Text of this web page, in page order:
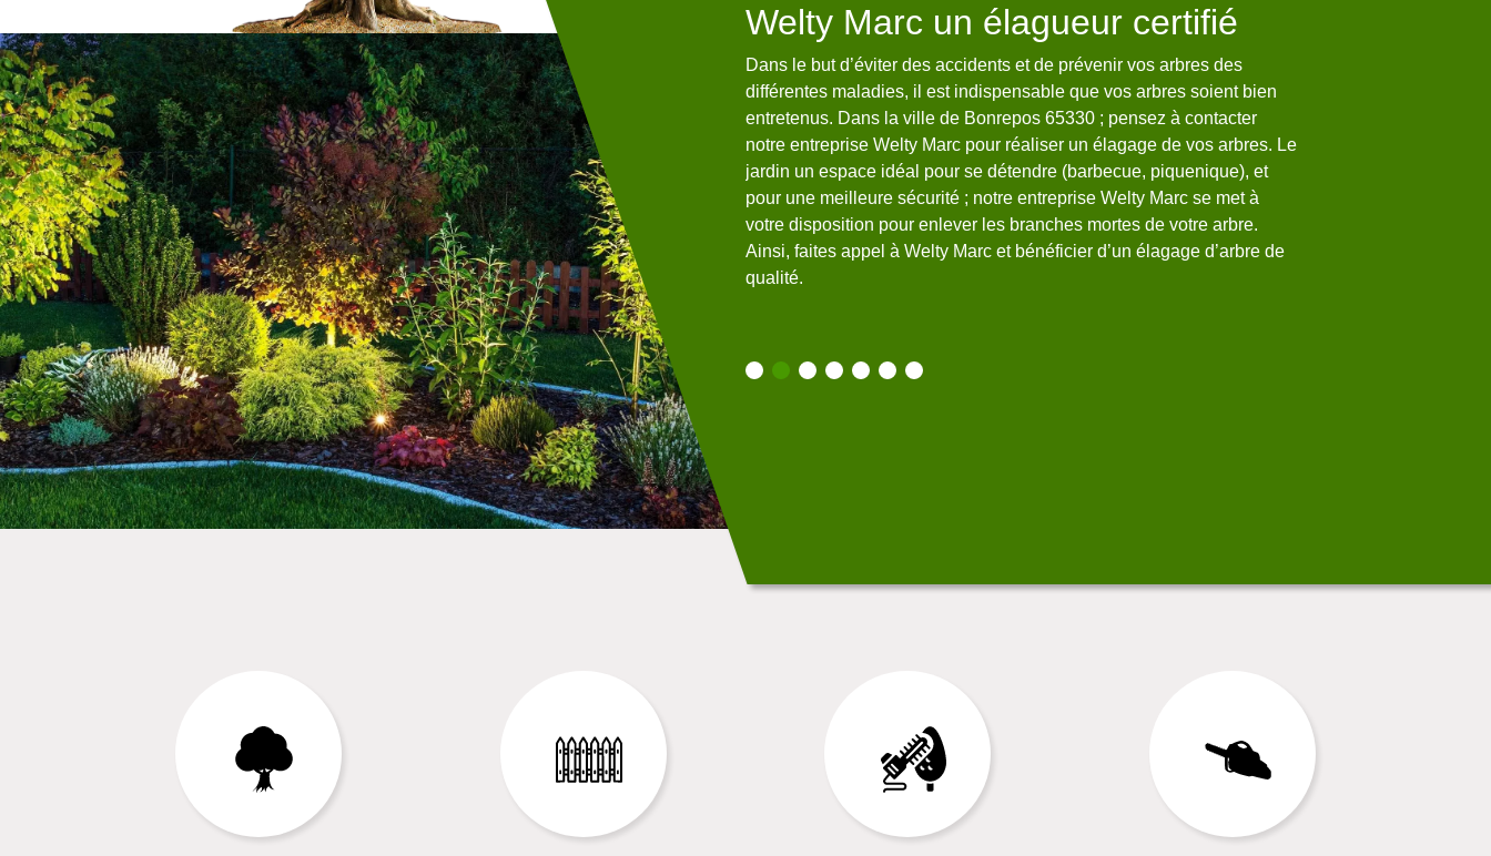
65330, vous
Nous disposons des
vos arbres ; en tant
de la forme de
fait, si vous souhaitez
un meilleur
et le développement
faites confiance à
Pourquoi il est nécessaire
d’élaguer vos arbres ?
Il est important d’élaguer vos arbres ; cette intervention a pour but de la
forme et de l’esthétique à ce dernier, d’aider votre arbre à être plus
robuste en se débarrassant des branches mortes. Ce n’est pas tout,
l’élagage d’arbre consiste aussi à détecter et à prévenir d’éventuelles
maladies sur votre arbre. Installée dans la ville de Bonrepos 65330 ;
sachez que, vous pouvez compter sur notre entreprise Welty Marc
pour s’occuper de l’élagage de vos arbres. Disposant de plusieurs
années d’expérience à notre actif ; nous saurons tailler vos arbres
65330 avec précision.
Welty Marc un élagueur certifié
Dans le but d’éviter des accidents et de prévenir vos arbres des
différentes maladies, il est indispensable que vos arbres soient bien
entretenus. Dans la ville de Bonrepos 65330 ; pensez à contacter
notre entreprise Welty Marc pour réaliser un élagage de vos arbres. Le
jardin un espace idéal pour se détendre (barbecue, piquenique), et
pour une meilleure sécurité ; notre entreprise Welty Marc se met à
votre disposition pour enlever les branches mortes de votre arbre.
Ainsi, faites appel à Welty Marc et bénéficier d’un élagage d’arbre de
qualité.